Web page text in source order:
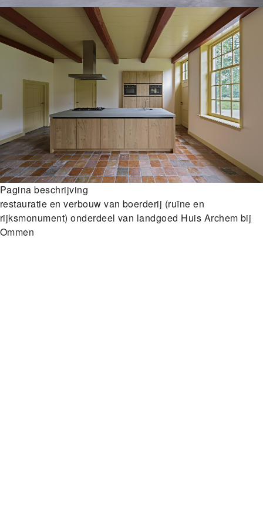
Pagina beschrijving
restauratie en verbouw van boerderij (ruïne en
rijksmonument) onderdeel van landgoed Huis Archem bij
Ommen